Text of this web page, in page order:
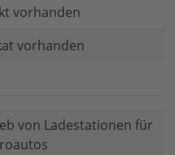
vorhanden
vorhanden
von Ladestationen für